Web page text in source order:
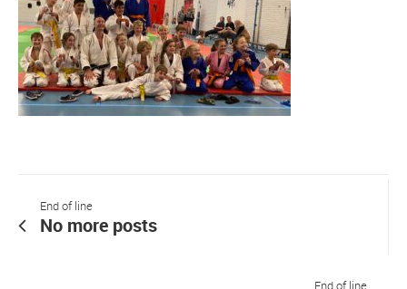
End of line
No more posts
End of line